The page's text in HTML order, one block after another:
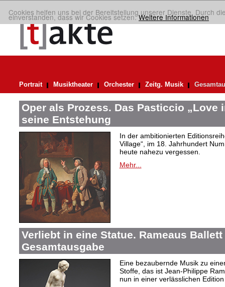
Cookies helfen uns bei der Bereitstellung unserer Dienste. Durch
einverstanden, dass wir Cookies setzen.Weitere Informationen
Portrait Musiktheater Orchester Zeitg. Musik
Oper als Prozess. Das Pasticcio „Love
seine Entstehung
In der ambitionierten
Village“, im 18. Jahrhundert
heute nahezu vergessen.
Mehr...
Verliebt in eine Statue. Rameaus
Gesamtausgabe
Eine bezaubernde Musik zu
Stoffe, das ist Jean-Philippe
nun in einer verlässlichen